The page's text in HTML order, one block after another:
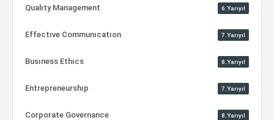
Qualıty Management 6.Yarıyıl
Effectıve Communıcatıon 7.Yarıyıl
Busıness Ethıcs 8.Yarıyıl
Entrepreneurshıp 7.Yarıyıl
Corporate Governance 8.Yarıyıl